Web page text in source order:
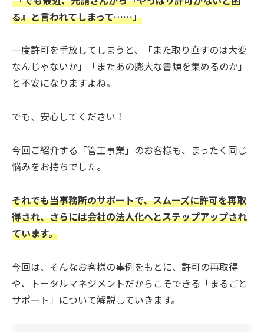
る』と言われてしまって……」
一度許可を手放してしまうと、「また取り直すのは大変
なんじゃないか」「またあの膨大な書類を集めるのか」
と不安になりますよね。
でも、安心してください！
今回ご紹介する「管工事業」のお客様も、まったく同じ
悩みをお持ちでした。
それでも当事務所のサポートで、スムーズに許可を再取
得され、さらには会社の法人化へとステップアップされ
ています。
今回は、そんなお客様の事例をもとに、許可の再取得
や、トータルマネジメントだからこそできる「まるごと
サポート」について解説していきます。